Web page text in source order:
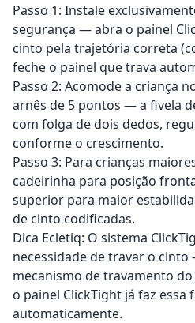
Passo 1: Instale
segurança — abra o painel
cinto pela trajetória correta
feche o painel que trava
Passo 2: Acomode a criança
arnês de 5 pontos — a fivela
com folga de dois dedos,
conforme o crescimento.
Passo 3: Para crianças
cadeirinha para posição
superior para maior
de cinto codificadas.
Dica Ecletiq: O sistema
necessidade de travar o
mecanismo de travamento
o painel ClickTight já faz essa
automaticamente.